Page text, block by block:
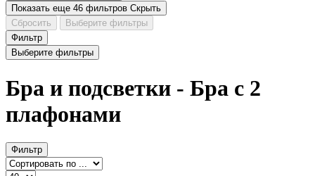
Показать еще 46 фильтров Скрыть
Сбросить
Выберите фильтры
Фильтр
Выберите фильтры
Бра и подсветки - Бра с 2
плафонами
Фильтр